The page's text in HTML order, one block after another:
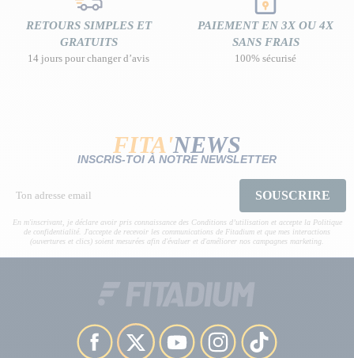
RETOURS SIMPLES ET
GRATUITS
14 jours pour changer d’avis
PAIEMENT EN 3X OU 4X
SANS FRAIS
100% sécurisé
FITA'NEWS
INSCRIS-TOI À NOTRE NEWSLETTER
SOUSCRIRE
En m'inscrivant, je déclare avoir pris connaissance des Conditions d’utilisation et accepte la Politique
de confidentialité. J'accepte de recevoir les communications de Fitadium et que mes interactions
(ouvertures et clics) soient mesurées afin d'évaluer et d'améliorer nos campagnes marketing.